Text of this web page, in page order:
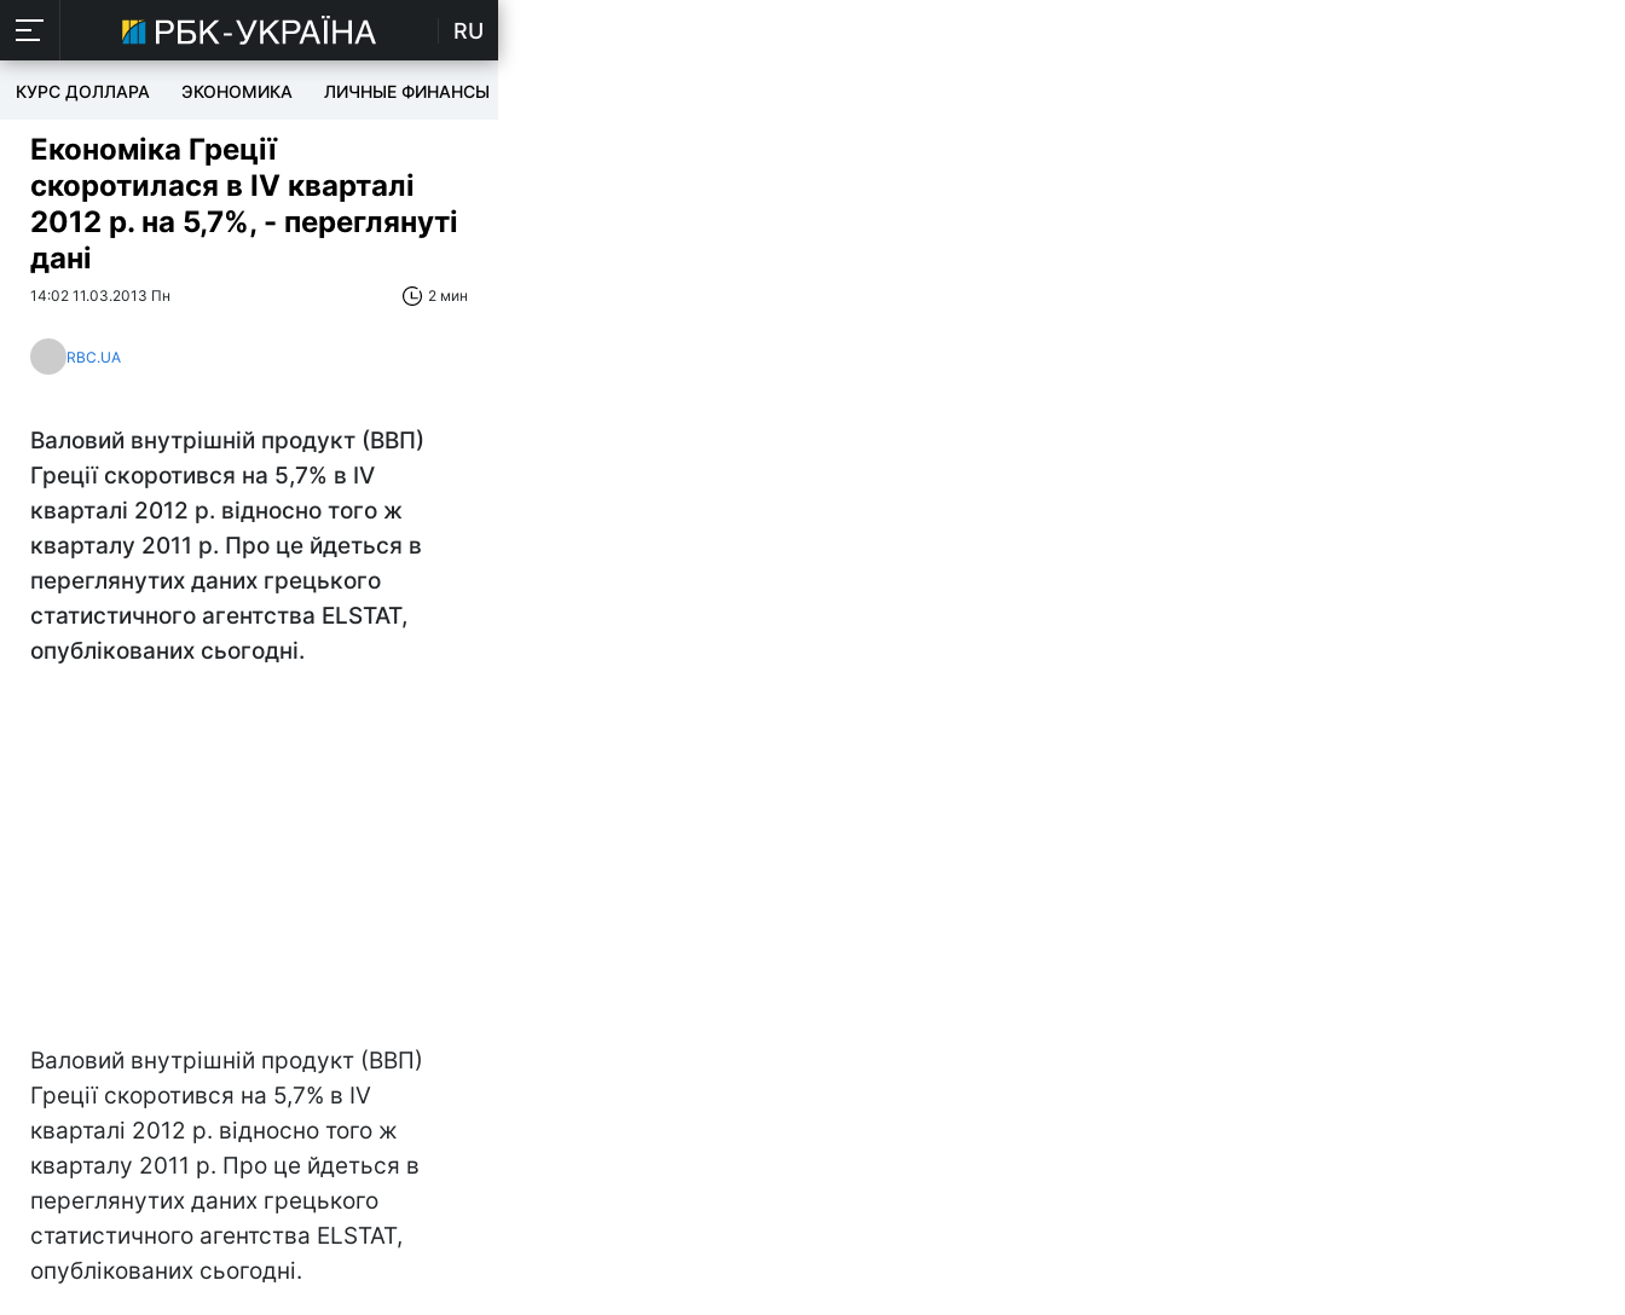
RU
КУРС ДОЛЛАРА ЭКОНОМИКА ЛИЧНЫЕ ФИНАНСЫ
Економіка Греції
скоротилася в IV кварталі
2012 р. на 5,7%, - переглянуті
дані
14:02 11.03.2013 Пн 2 мин
RBC.UA
Валовий внутрішній продукт (ВВП)
Греції скоротився на 5,7% в IV
кварталі 2012 р. відносно того ж
кварталу 2011 р. Про це йдеться в
переглянутих даних грецького
статистичного агентства ELSTAT,
опублікованих сьогодні.
Валовий внутрішній продукт (ВВП)
Греції скоротився на 5,7% в IV
кварталі 2012 р. відносно того ж
кварталу 2011 р. Про це йдеться в
переглянутих даних грецького
статистичного агентства ELSTAT,
опублікованих сьогодні.